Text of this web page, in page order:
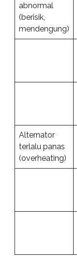
abnormal
(berisik,
mendengung)
Alternator
terlalu panas
(overheating)